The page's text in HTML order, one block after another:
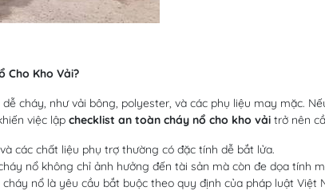
Cho Kho Vải?
cháy, như vải bông, polyester, và các phụ liệu may mặc.
việc lập checklist an toàn cháy nổ cho kho vải trở nên
các chất liệu phụ trợ thường có đặc tính dễ bắt lửa.
nổ không chỉ ảnh hưởng đến tài sản mà còn đe dọa tính
nổ là yêu cầu bắt buộc theo quy định của pháp luật Việt